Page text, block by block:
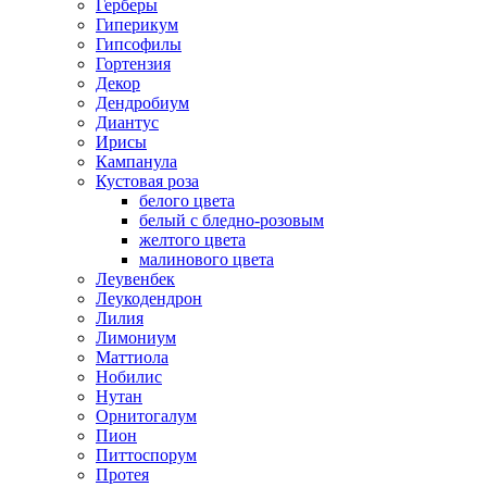
Герберы
Гиперикум
Гипсофилы
Гортензия
Декор
Дендробиум
Диантус
Ирисы
Кампанула
Кустовая роза
белого цвета
белый с бледно-розовым
желтого цвета
малинового цвета
Леувенбек
Леукодендрон
Лилия
Лимониум
Маттиола
Нобилис
Нутан
Орнитогалум
Пион
Питтоспорум
Протея